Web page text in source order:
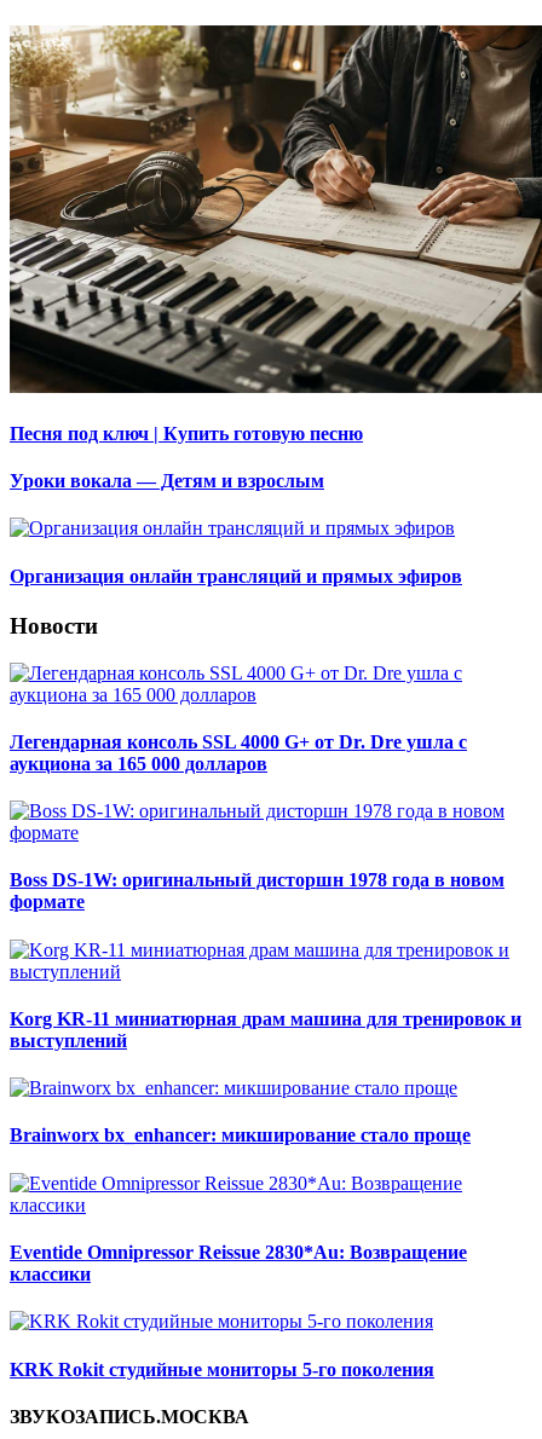
Песня под ключ | Купить готовую песню
Уроки вокала — Детям и взрослым
Организация онлайн трансляций и прямых эфиров
Новости
Легендарная консоль SSL 4000 G+ от Dr. Dre ушла с
аукциона за 165 000 долларов
Boss DS-1W: оригинальный дисторшн 1978 года в новом
формате
Korg KR-11 миниатюрная драм машина для тренировок и
выступлений
Brainworx bx_enhancer: микширование стало проще
Eventide Omnipressor Reissue 2830*Au: Возвращение
классики
KRK Rokit студийные мониторы 5-го поколения
ЗВУКОЗАПИСЬ.МОСКВА